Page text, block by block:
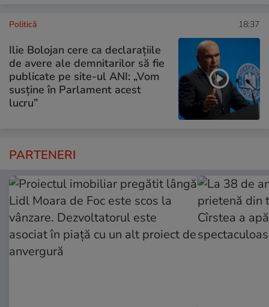
Politică 18:37
Ilie Bolojan cere ca declarațiile
de avere ale demnitarilor să fie
publicate pe site-ul ANI: „Vom
susține în Parlament acest
lucru”
PARTENERI